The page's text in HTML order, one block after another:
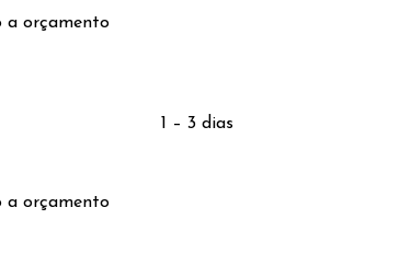
a orçamento
a orçamento
1 – 3 dias